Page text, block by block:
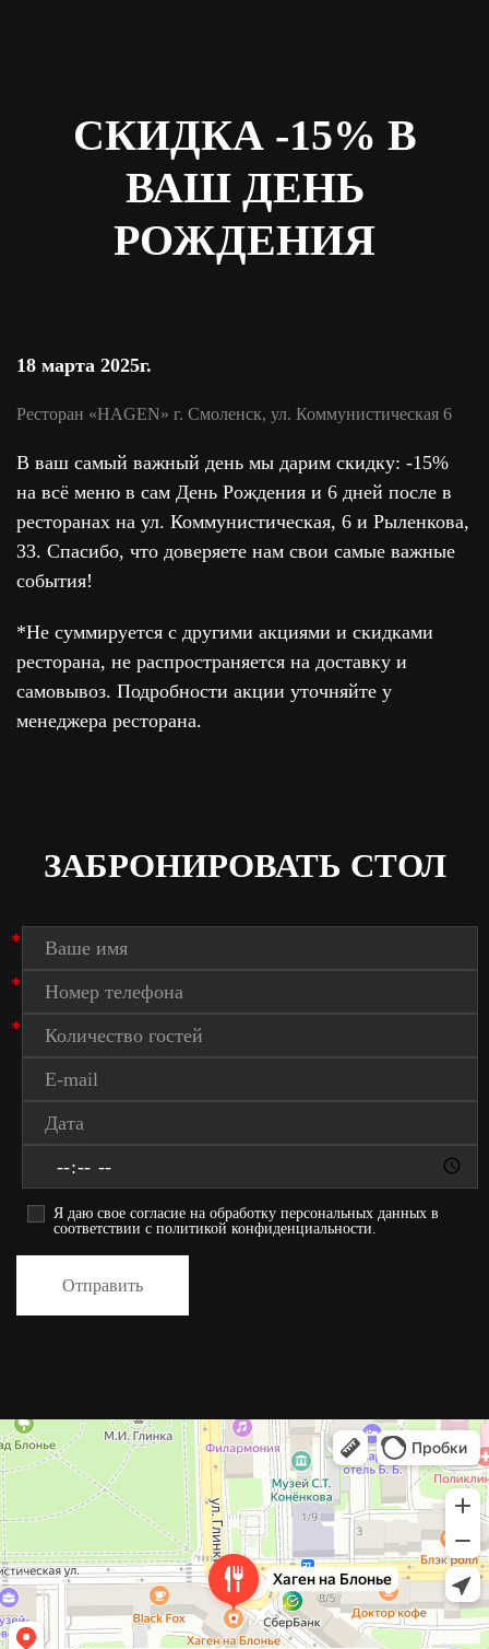
СКИДКА -15% В
ВАШ ДЕНЬ
РОЖДЕНИЯ
18 марта 2025г.
Ресторан «HAGEN» г. Смоленск, ул. Коммунистическая 6
В ваш самый важный день мы дарим скидку: -15%
на всё меню в сам День Рождения и 6 дней после в
ресторанах на ул. Коммунистическая, 6 и Рыленкова,
33. Спасибо, что доверяете нам свои самые важные
события!
*Не суммируется с другими акциями и скидками
ресторана, не распространяется на доставку и
самовывоз. Подробности акции уточняйте у
менеджера ресторана.
ЗАБРОНИРОВАТЬ СТОЛ
*
*
*
Я даю свое согласие на обработку персональных данных в
соответствии с политикой конфиденциальности.
Отправить
Хаген на Блонье
Ресторан в Смоленске